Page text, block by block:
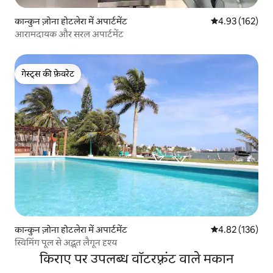
कान्कुन ज़ोना होटलेरा में अपार्टमेंट औसत रेटिंग 5 में से
4.93 (162)
आरामदायक और सरल अपार्टमेंट
गेस्ट्स की फ़ेवरेट
गेस्ट्स की फ़ेवरेट
कान्कुन ज़ोना होटलेरा में अपार्टमेंट औसत रेटिंग 5 में से
4.82 (136)
स्विमिंग पूल से अद्भुत लैगून दृश्य
किराए पर उपलब्ध वॉटरफ़्रंट वाले मकान